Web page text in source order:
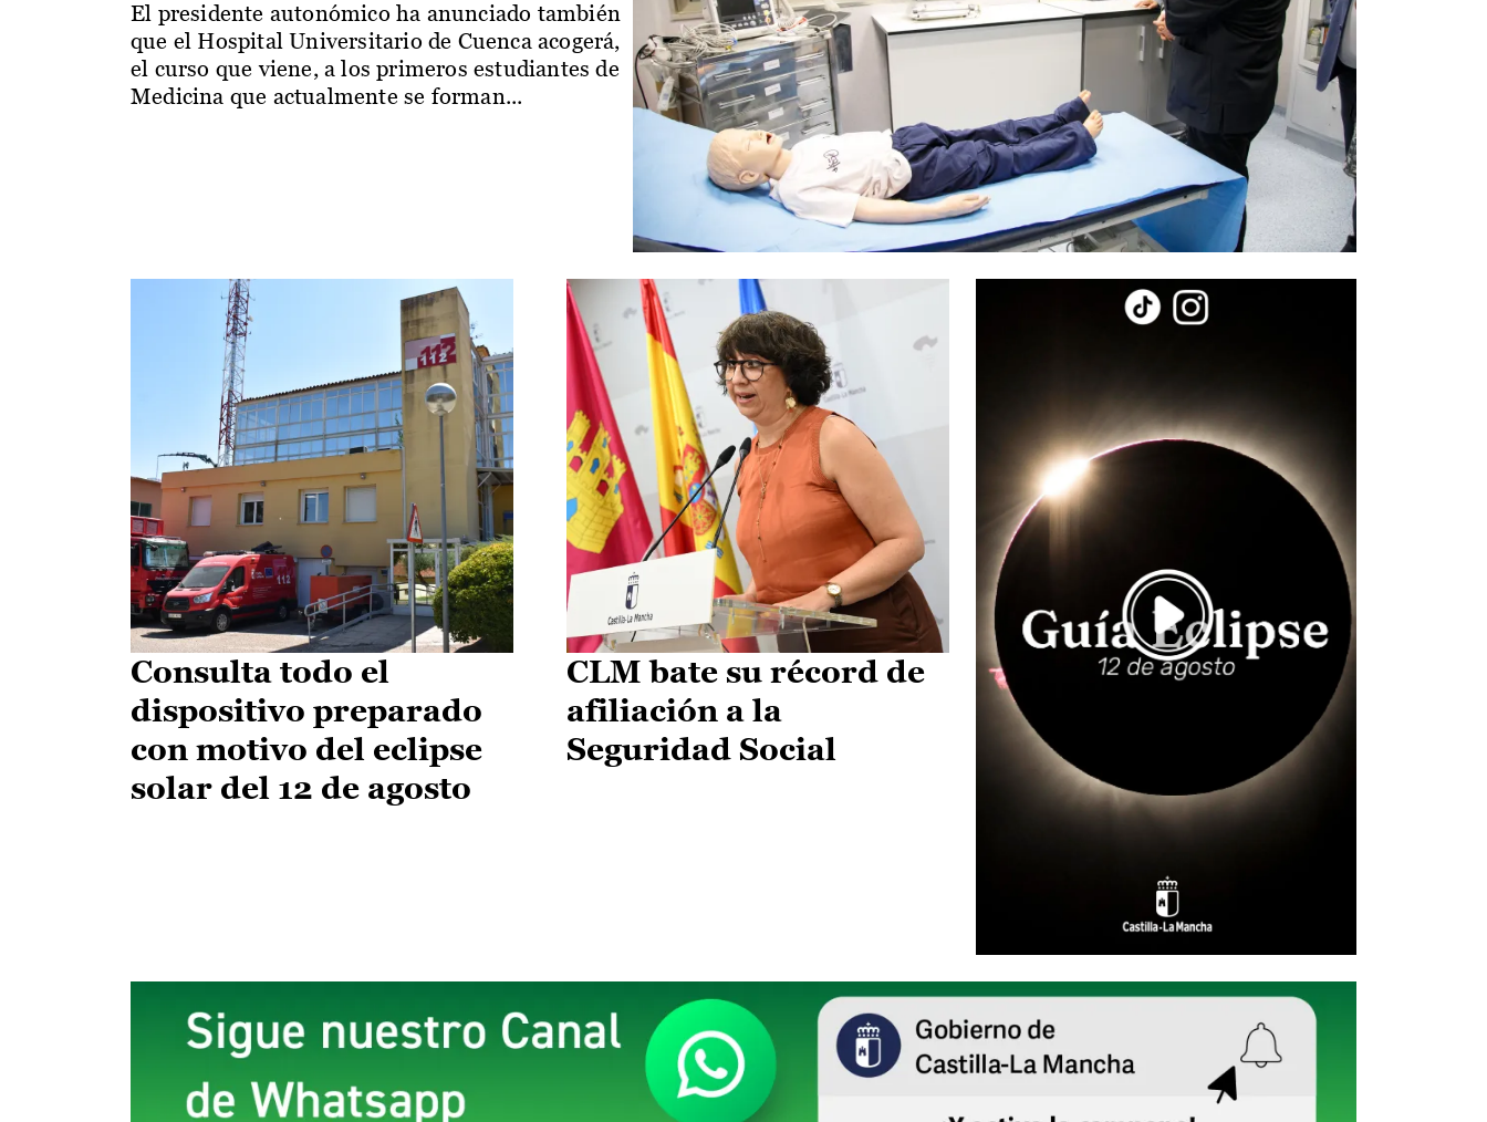
El presidente autonómico ha anunciado también
que el Hospital Universitario de Cuenca acogerá,
el curso que viene, a los primeros estudiantes de
Medicina que actualmente se forman...
Consulta todo el
dispositivo preparado
con motivo del eclipse
solar del 12 de agosto
CLM bate su récord de
afiliación a la
Seguridad Social